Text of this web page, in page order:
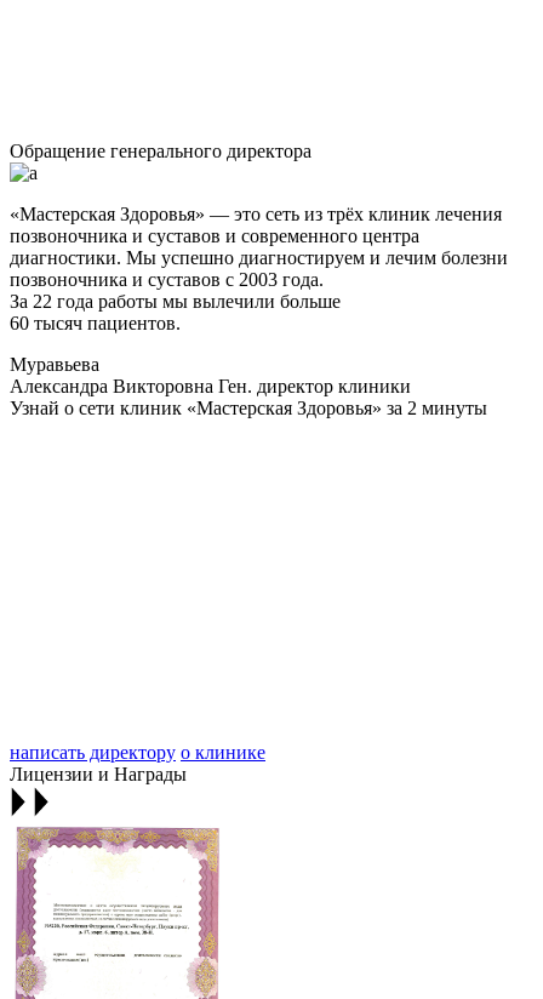
Обращение генерального директора
«Мастерская Здоровья» — это сеть из трёх клиник лечения
позвоночника и суставов и современного центра
диагностики. Мы успешно диагностируем и лечим болезни
позвоночника и суставов с 2003 года.
За 22 года работы мы вылечили больше
60 тысяч пациентов.
Муравьева
Александра Викторовна Ген. директор клиники
Узнай о сети клиник «Мастерская Здоровья» за 2 минуты
написать директору о клинике
Лицензии и Награды